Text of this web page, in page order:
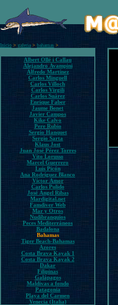
Inicio >galeria>bahamas >
Albert Ollé i Callau
Alejandro Avampini
Alfredo Martínez
Carlos Minguell
Carlos Villoch
Carlos Virgili
Carlos Suárez
Enrique Faber
Jaume Bonet
Javier Campos
Kike Calvo
Pere Rubio
Sergio Hanquet
Sergio Sarta
Klaus Jost
Juan José Pérez Torres
Vito Lorusso
Marcel Guerrero
Luis Picón
Ana Rodríguez Blanco
Víctor Amor
Carlos Pulido
José Ángel Ribas
Mardigital.net
Famdiver Web
Mar y Otros
Nudibranquios
Peces Mediterráneos
Badalona
Bahamas
Tiger Beach-Bahamas
Azores
Costa Brava Kayak 1
Costa Brava Kayak 2
Dakar
Filipinas
Galápagos
Maldivas a fondo
Patagonia
Playa del Carmen
Venecia (Italia)